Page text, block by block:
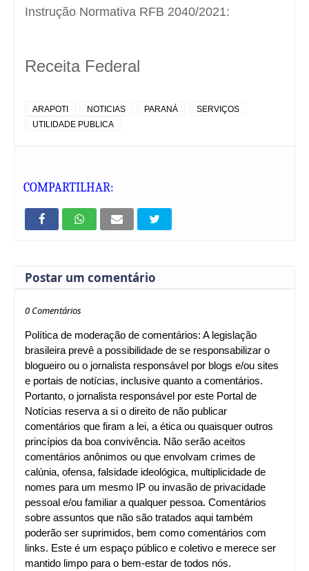
Instrução Normativa RFB 2040/2021:
Receita Federal
ARAPOTI NOTICIAS PARANÁ
SERVIÇOS
UTILIDADE PUBLICA
COMPARTILHAR:
Postar um comentário
0 Comentários
Política de moderação de comentários: A legislação
brasileira prevê a possibilidade de se responsabilizar o
blogueiro ou o jornalista responsável por blogs e/ou sites
e portais de notícias, inclusive quanto a comentários.
Portanto, o jornalista responsável por este Portal de
Notícias reserva a si o direito de não publicar
comentários que firam a lei, a ética ou quaisquer outros
princípios da boa convivência. Não serão aceitos
comentários anônimos ou que envolvam crimes de
calúnia, ofensa, falsidade ideológica, multiplicidade de
nomes para um mesmo IP ou invasão de privacidade
pessoal e/ou familiar a qualquer pessoa. Comentários
sobre assuntos que não são tratados aqui também
poderão ser suprimidos, bem como comentários com
links. Este é um espaço público e coletivo e merece ser
mantido limpo para o bem-estar de todos nós.